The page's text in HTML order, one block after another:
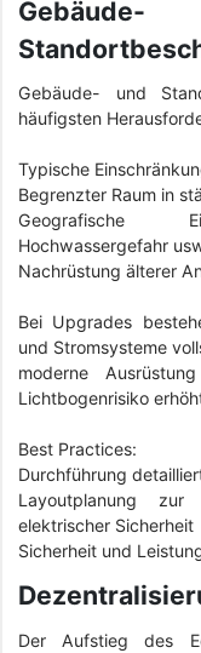
Gebäude- und
häufigsten
Typische
Begrenzter Raum in
Geografische
Hochwassergefahr
Nachrüstung älterer
Bei Upgrades
und Stromsysteme
moderne
Lichtbogenrisiko
Best Practices:
Durchführung
Layoutplanung
elektrischer Sicherheit
Sicherheit und
Der Aufstieg des